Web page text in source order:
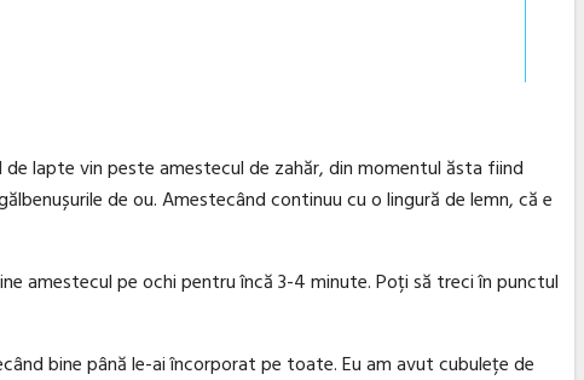
lapte vin peste amestecul de zahăr, din momentul ăsta fiind
de ou. Amestecând continuu cu o lingură de lemn, că e
amestecul pe ochi pentru încă 3-4 minute. Poți să treci în punctul
bine până le-ai încorporat pe toate. Eu am avut cubulețe de